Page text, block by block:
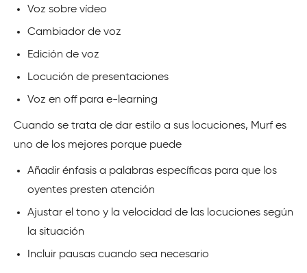
Voz sobre vídeo
Cambiador de voz
Edición de voz
Locución de presentaciones
Voz en off para e-learning
Cuando se trata de dar estilo a sus locuciones, Murf es
uno de los mejores porque puede
Añadir énfasis a palabras específicas para que los
oyentes presten atención
Ajustar el tono y la velocidad de las locuciones según
la situación
Incluir pausas cuando sea necesario